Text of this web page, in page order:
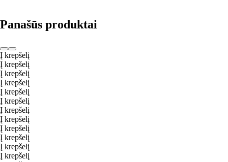
Panašūs produktai
Į krepšelį
Į krepšelį
Į krepšelį
Į krepšelį
Į krepšelį
Į krepšelį
Į krepšelį
Į krepšelį
Į krepšelį
Į krepšelį
Į krepšelį
Į krepšelį